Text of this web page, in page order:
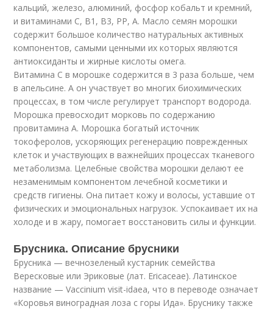
кальций, железо, алюминий, фосфор кобальт и кремний,
и витаминами С, В1, В3, РР, А. Масло семян морошки
содержит большое количество натуральных активных
компонентов, самыми ценными их которых являются
антиоксиданты и жирные кислоты омега.
Витамина С в морошке содержится в 3 раза больше, чем
в апельсине. А он участвует во многих биохимических
процессах, в том числе регулирует транспорт водорода.
Морошка превосходит морковь по содержанию
провитамина А. Морошка богатый источник
токоферолов, ускоряющих регенерацию поврежденных
клеток и участвующих в важнейших процессах тканевого
метаболизма. Целебные свойства морошки делают ее
незаменимым компонентом лечебной косметики и
средств гигиены. Она питает кожу и волосы, уставшие от
физических и эмоциональных нагрузок. Успокаивает их на
холоде и в жару, помогает восстановить силы и функции.
Брусника. Описание брусники
Брусника — вечнозеленый кустарник семейства
Вересковые или Эриковые (лат. Ericaceae). Латинское
название — Vaccinium visit-idaea, что в переводе означает
«Коровья виноградная лоза с горы Ида». Бруснику также